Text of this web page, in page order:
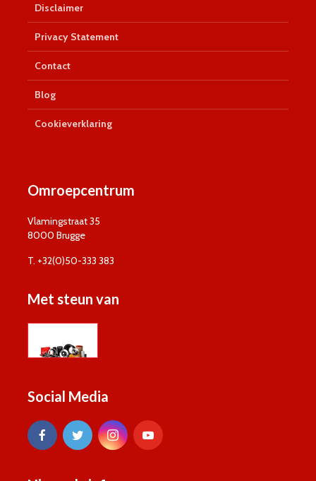
Disclaimer
Privacy Statement
Contact
Blog
Cookieverklaring
Omroepcentrum
Vlamingstraat 35
8000 Brugge
T. +32(0)50-333 383
Met steun van
Social Media